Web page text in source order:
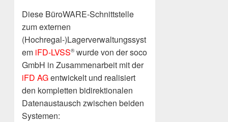
Diese BüroWARE-Schnittstelle
zum externen
(Hochregal-)Lagerverwaltungssyst
em iFD-LVSS®wurde von der soco
GmbH in Zusammenarbeit mit der
iFD AGentwickelt und realisiert
den kompletten bidirektionalen
Datenaustausch zwischen beiden
Systemen: